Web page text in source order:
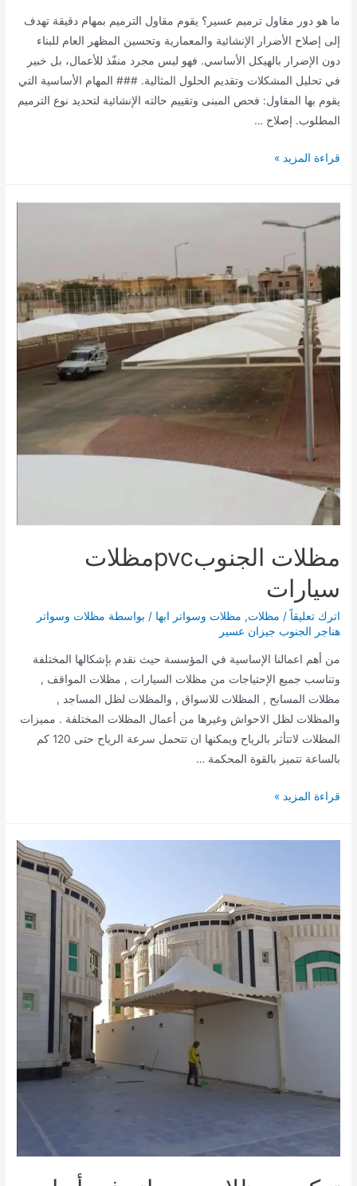
ما هو دور مقاول ترميم عسير؟ يقوم مقاول الترميم بمهام دقيقة تهدف
إلى إصلاح الأضرار الإنشائية والمعمارية وتحسين المظهر العام للبناء
دون الإضرار بالهيكل الأساسي. فهو ليس مجرد منفّذ للأعمال، بل خبير
في تحليل المشكلات وتقديم الحلول المثالية. ### المهام الأساسية التي
يقوم بها المقاول: فحص المبنى وتقييم حالته الإنشائية لتحديد نوع الترميم
المطلوب. إصلاح …
افضل
الدرب
قراءة المزيد »
مظلات الجنوبpvcمظلات
سيارات
اترك تعليقاً / مظلات, مظلات وسواتر ابها / بواسطة مظلات وسواتر
هناجر الجنوب جيزان عسير
من أهم اعمالنا الإساسية في المؤسسة حيث نقدم بإشكالها المختلفة
وتناسب جميع الإحتياجات من مظلات السيارات , مظلات المواقف ,
مظلات المسابح , المظلات للاسواق , والمظلات لظل المساجد ,
والمظلات لظل الاحواش وغيرها من أعمال المظلات المختلفة . مميزات
المظلات لاتتأثر بالرياح ويمكنها ان تتحمل سرعة الرياح حتى 120 كم
بالساعة تتميز بالقوة المحكمة …
مظلات
قراءة المزيد »